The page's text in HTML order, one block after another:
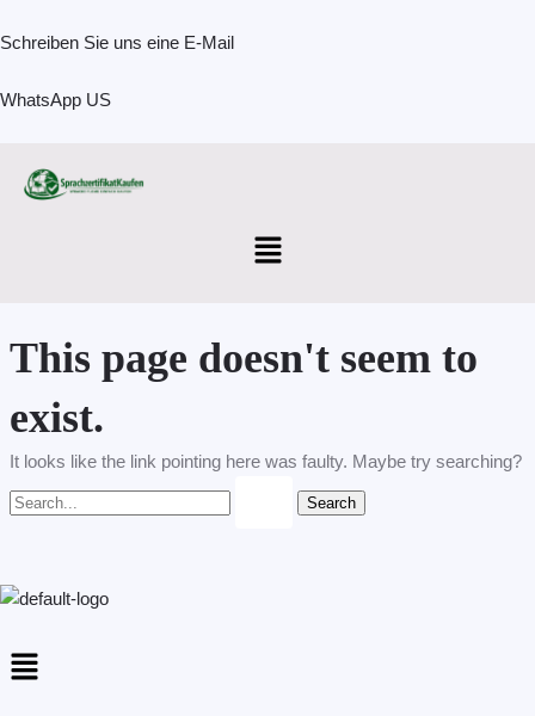
to
Schreiben Sie uns eine E-Mail
WhatsApp US
Menu
This page doesn't seem to
exist.
It looks like the link pointing here was faulty. Maybe try searching?
for:
Menu